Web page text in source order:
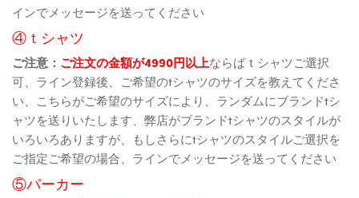
インでメッセージを送ってください
④ｔシャツ
ご注意： ご注文の金額が4990円以上ならばｔシャツご選択
可、ライン登録後、ご希望のtシャツのサイズを教えてくださ
い、こちらがご希望のサイズにより、ランダムにブランドtシ
ャツを送りいたします、弊店がブランドtシャツのスタイルが
いろいろありますが、もしさらにtシャツのスタイルご選択を
ご指定ご希望の場合、ラインでメッセージを送ってください
⑤パーカー